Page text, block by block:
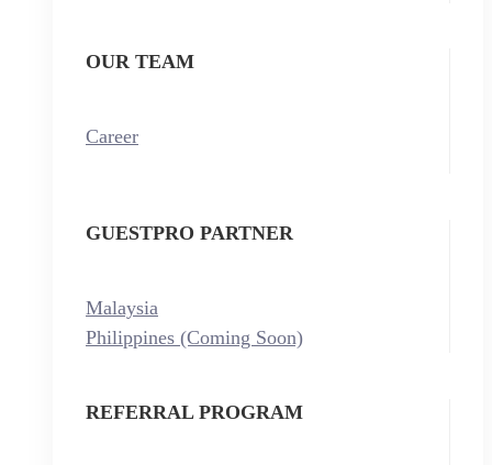
OUR TEAM
Career
GUESTPRO PARTNER
Malaysia
Philippines (Coming Soon)
REFERRAL PROGRAM